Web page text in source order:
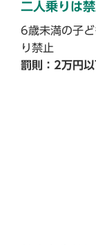
二人乗りは
6歳未満の子
り禁止
罰則：2万円